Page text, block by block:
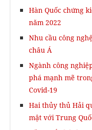
Hàn Quốc chứng
năm 2022
Nhu cầu công
châu Á
Ngành công
phá mạnh mẽ
Covid-19
Hai thủy thủ Hải
mật với Trung